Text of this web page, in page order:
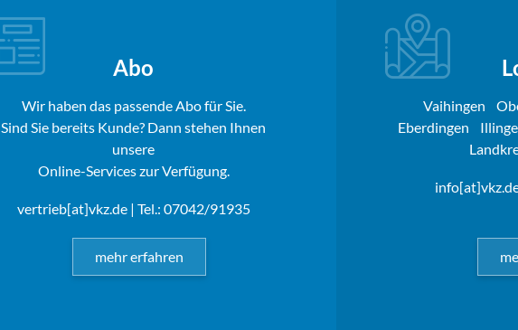
Abo
Wir haben das passende Abo für Sie.
Sind Sie bereits Kunde? Dann stehen Ihnen
unsere
Online-Services zur Verfügung.
vertrieb[at]vkz.de| Tel.: 07042/91935
mehr erfahren
Vaihingen
Eberdingen